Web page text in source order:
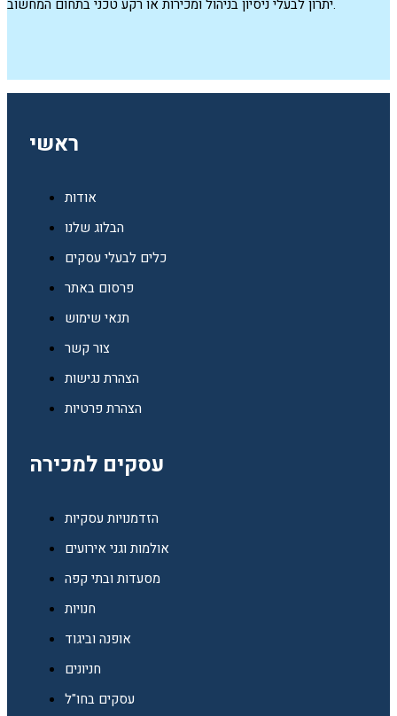
יתרון לבעלי ניסיון בניהול ומכירות או רקע טכני בתחום המחשוב.
ראשי
אודות
הבלוג שלנו
כלים לבעלי עסקים
פרסום באתר
תנאי שימוש
צור קשר
הצהרת נגישות
הצהרת פרטיות
עסקים למכירה
הזדמנויות עסקיות
אולמות וגני אירועים
מסעדות ובתי קפה
חנויות
אופנה וביגוד
חניונים
עסקים בחו"ל